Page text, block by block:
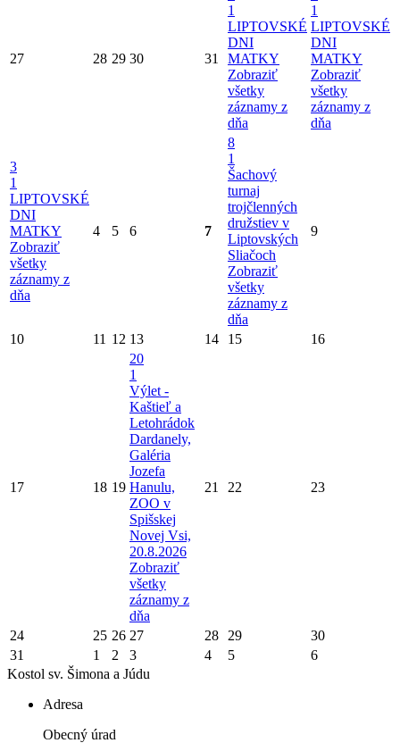
27 28 29 30 31
1
LIPTOVSKÉ
DNI
MATKY
Zobraziť
všetky
záznamy z
dňa
1
LIPTOVSKÉ
DNI
MATKY
Zobraziť
všetky
záznamy z
dňa
3
1
LIPTOVSKÉ
DNI
MATKY
Zobraziť
všetky
záznamy z
dňa
4 5 6 7
8
1
Šachový
turnaj
trojčlenných
družstiev v
Liptovských
Sliačoch
Zobraziť
všetky
záznamy z
dňa
9
10 11 12 13 14 15 16
17 18 19
20
1
Výlet -
Kaštieľ a
Letohrádok
Dardanely,
Galéria
Jozefa
Hanulu,
ZOO v
Spišskej
Novej Vsi,
20.8.2026
Zobraziť
všetky
záznamy z
dňa
21 22 23
24 25 26 27 28 29
30
31
1 2 3 4 5
6
Kostol sv. Šimona a Júdu
Adresa
Obecný úrad